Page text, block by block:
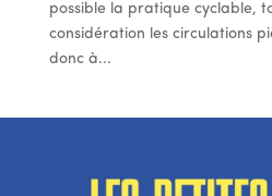
possible la pratique cyclable,
considération les circulations
donc à...